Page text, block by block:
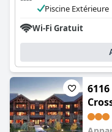
Piscine Extérieure
Wi-Fi Gratuit